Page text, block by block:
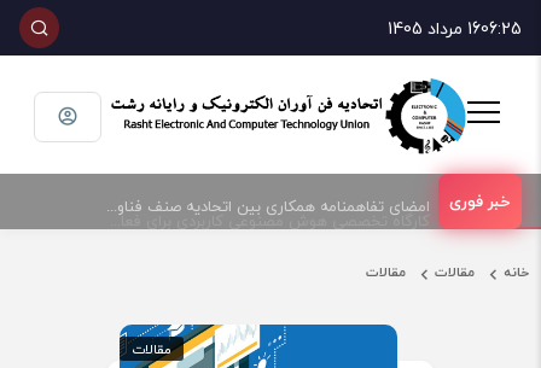
06:2516 مرداد 1405
کارگاه تخصصی هوش مصنوعی کاربردی برای فعالان حوزه فناوری و فروش تجهیزات الکترونیک و رایانه
خانه مقالات مقالات
مقالات
مقالات